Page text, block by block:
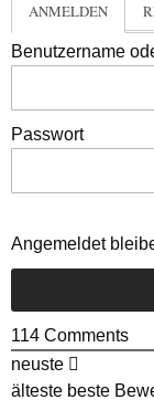
ANMELDEN
Benutzername
Passwort
Angemeldet
114 Comments
neuste
älteste beste